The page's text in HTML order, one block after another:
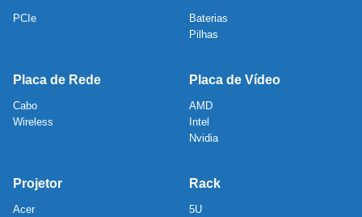
PCIe
Baterias
Pilhas
Placa de Rede
Cabo
Wireless
Placa de Vídeo
AMD
Intel
Nvidia
Projetor
Acer
Rack
5U